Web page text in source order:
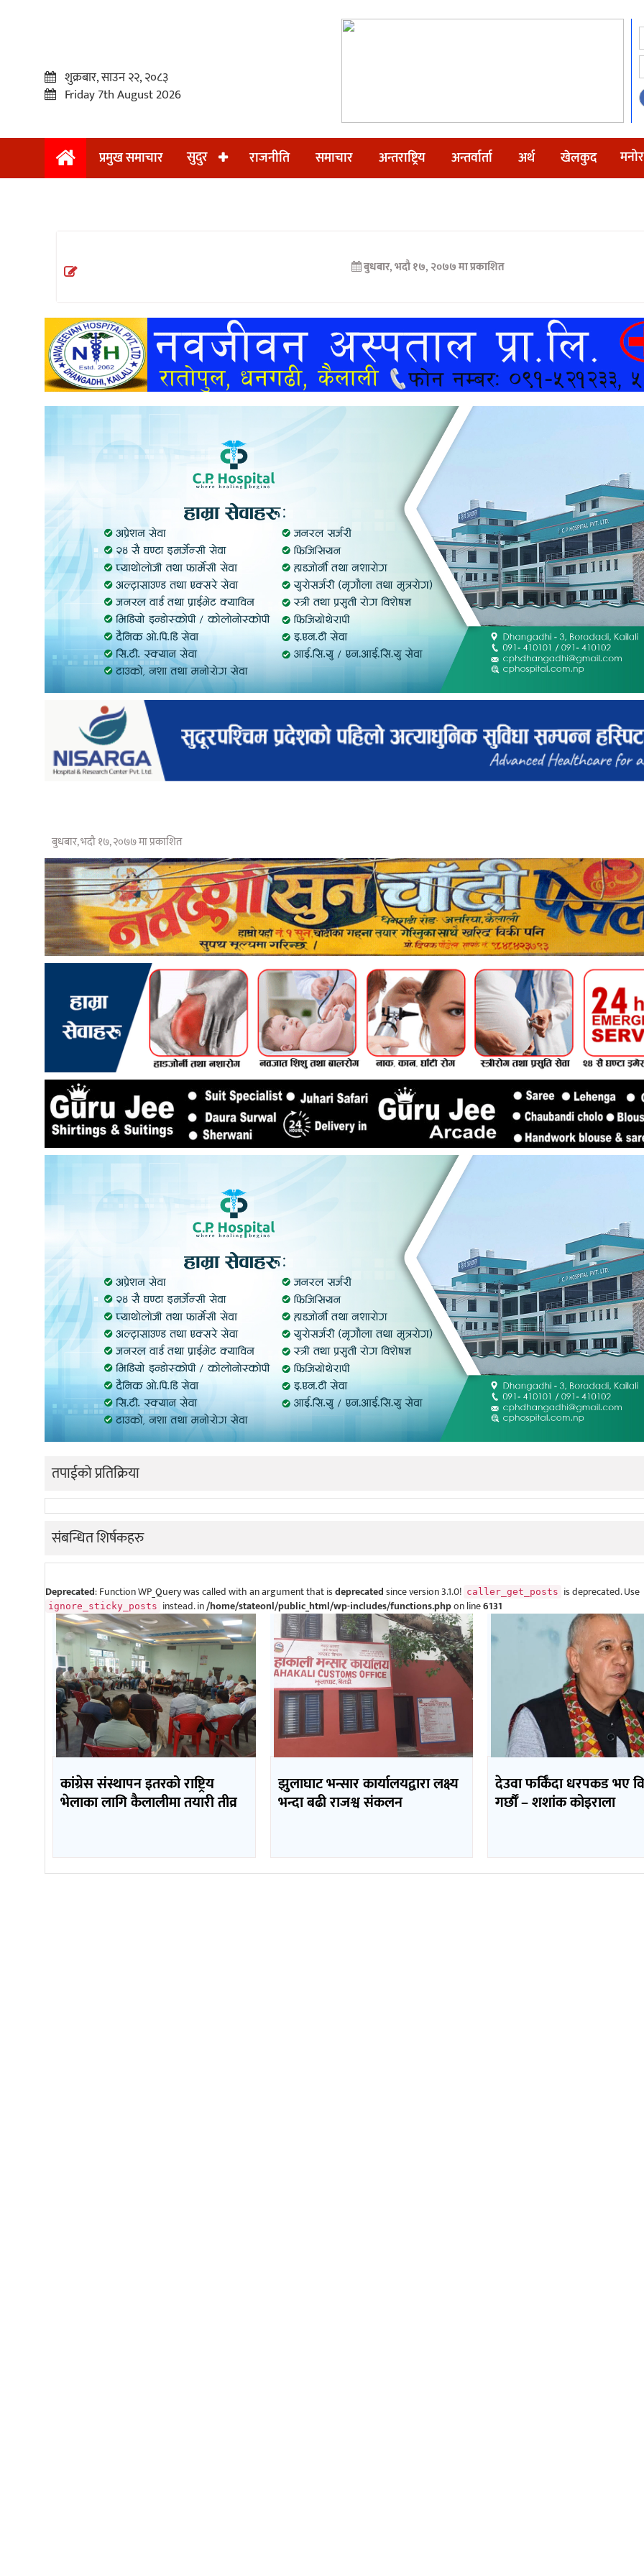
प्रमुख
अन्तराष्ट्रिय
अन्तर्वार्ता
खेलकुद
शुक्रबार, साउन २२, २०८३
Friday 7th August 2026
प्रमुख समाचार सुदुर राजनीति समाचार अन्तराष्ट्रिय अन्तर्वार्ता अर्थ खेलकुद
बुधबार, भदौ १७, २०७७ मा प्रकाशित
बुधबार, भदौ १७, २०७७ मा प्रकाशित
तपाईको प्रतिक्रिया
संबन्धित शिर्षकहरु
Deprecated: Function WP_Query was called with an argument that isdeprecatedsince version 3.1.0! caller_get_posts is deprecated. Use
ignore_sticky_posts instead. in/home/stateonl/public_html/wp-includes/functions.phpon line6131
कांग्रेस संस्थापन इतरको राष्ट्रिय
भेलाका लागि कैलालीमा तयारी तीव्र
झुलाघाट भन्सार कार्यालयद्वारा लक्ष्य
भन्दा बढी राजश्व संकलन
देउवा फर्किँदा धरपकड भए
गर्छौँं – शशांक कोइराला